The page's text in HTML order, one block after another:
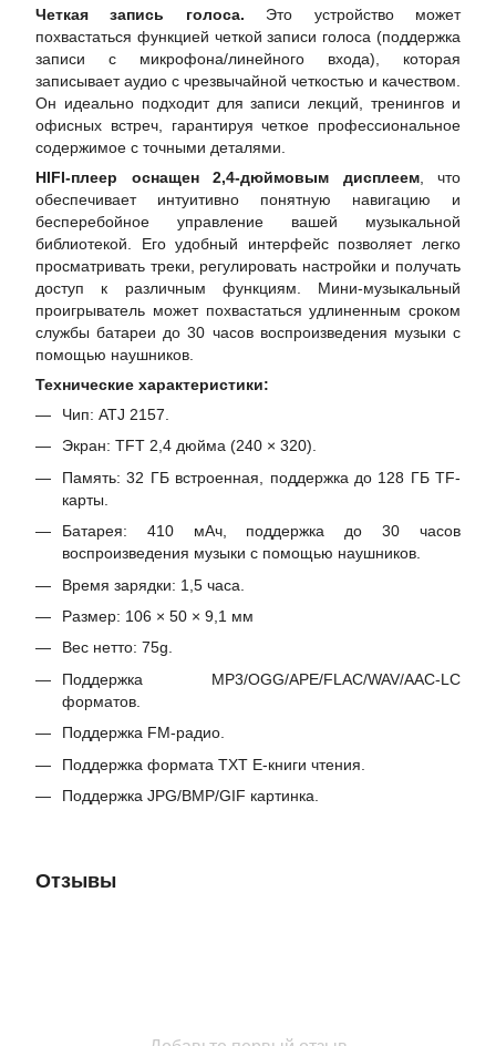
Четкая запись голоса. Это устройство может
похвастаться функцией четкой записи голоса (поддержка
записи с микрофона/линейного входа), которая
записывает аудио с чрезвычайной четкостью и качеством.
Он идеально подходит для записи лекций, тренингов и
офисных встреч, гарантируя четкое профессиональное
содержимое с точными деталями.
HIFI-плеер оснащен 2,4-дюймовым дисплеем, что
обеспечивает интуитивно понятную навигацию и
бесперебойное управление вашей музыкальной
библиотекой. Его удобный интерфейс позволяет легко
просматривать треки, регулировать настройки и получать
доступ к различным функциям. Мини-музыкальный
проигрыватель может похвастаться удлиненным сроком
службы батареи до 30 часов воспроизведения музыки с
помощью наушников.
Технические характеристики:
Чип: ATJ 2157.
Экран: TFT 2,4 дюйма (240 × 320).
Память: 32 ГБ встроенная, поддержка до 128 ГБ TF-
карты.
Батарея: 410 мАч, поддержка до 30 часов
воспроизведения музыки с помощью наушников.
Время зарядки: 1,5 часа.
Размер: 106 × 50 × 9,1 мм
Вес нетто: 75g.
Поддержка MP3/OGG/APE/FLAC/WAV/AAC-LC
форматов.
Поддержка FM-радио.
Поддержка формата TXT E-книги чтения.
Поддержка JPG/BMP/GIF картинка.
Отзывы